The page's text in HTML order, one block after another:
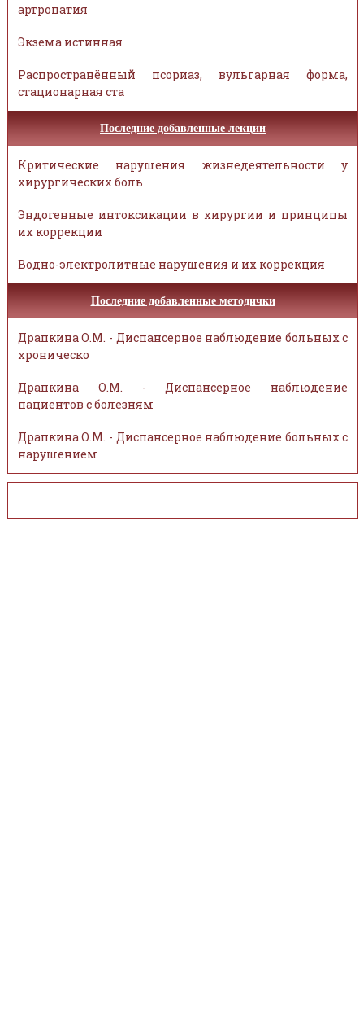
артропатия
Экзема истинная
Распространённый псориаз, вульгарная форма,
стационарная ста
Последние добавленные лекции
Критические нарушения жизнедеятельности у
хирургических боль
Эндогенные интоксикации в хирургии и принципы
их коррекции
Водно-электролитные нарушения и их коррекция
Последние добавленные методички
Драпкина О.М. - Диспансерное наблюдение больных с
хроническо
Драпкина О.М. - Диспансерное наблюдение
пациентов с болезням
Драпкина О.М. - Диспансерное наблюдение больных с
нарушением